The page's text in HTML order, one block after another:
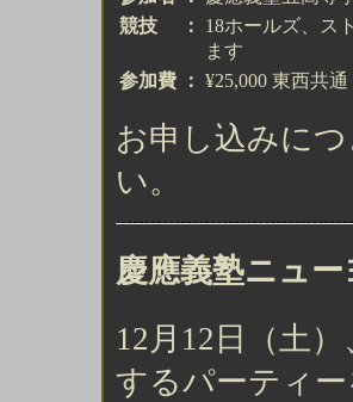
競技
：
18ホールズ、ス
ます
参加費
： ¥25,000 東西共
お申し込みに
い。
慶應義塾ニュ
12月12日（土
するパーティ